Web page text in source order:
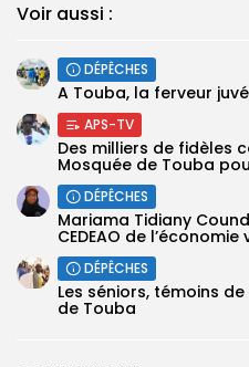
Voir aussi :
DÉPÊCHES
A Touba, la ferveur
APS-TV
Des milliers de fidèles
Mosquée de Touba
DÉPÊCHES
Mariama Tidiany
CEDEAO de l’économie
DÉPÊCHES
Les séniors, témoins
de Touba